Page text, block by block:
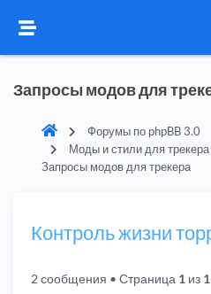
Запросы модов для
Форумы по phpBB 3.0
Моды и стили для трекера
Запросы модов для трекера
Контроль жизни
2 сообщения • Страница 1 из 1